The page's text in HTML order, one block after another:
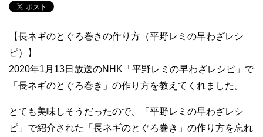
【長ネギのとぐろ巻きの作り方（平野レミの早わざレシ
ピ）】
2020年1月13日放送のNHK「平野レミの早わざレシピ」で
「長ネギのとぐろ巻き」の作り方を教えてくれました。
とても美味しそうだったので、「平野レミの早わざレシ
ピ」で紹介された「長ネギのとぐろ巻き」の作り方を忘れ